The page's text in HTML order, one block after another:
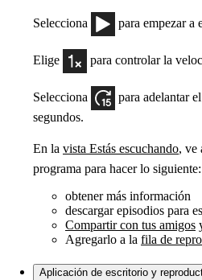
Selecciona para empezar a
Elige para controlar la
Selecciona para adelantar
segundos.
En la vista Estás escuchando, ve
programa para hacer lo siguiente:
obtener más información
descargar episodios para
Compartir con tus amigos
Agregarlo a la fila de
Aplicación de escritorio y